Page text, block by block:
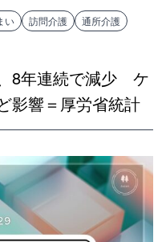
い 訪問介護
通所介護
8年連続で減少 ケ
影響＝厚労省統計